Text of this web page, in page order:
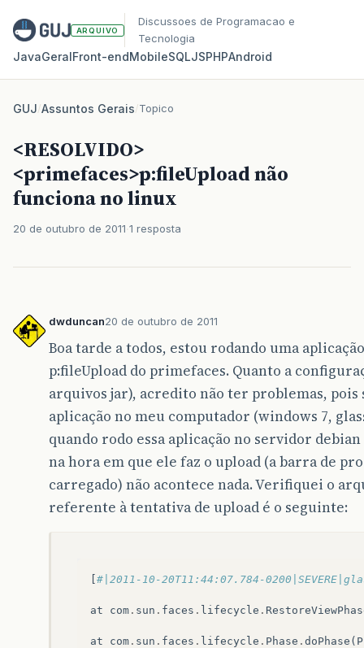
ARQUIVO
Discussoes de Programacao e
Tecnologia
JavaGeralFront‑endMobileSQLJSPHPAndroid
GUJ/Assuntos Gerais/Topico
<RESOLVIDO>
<primefaces>p:fileUpload não
funciona no linux
20 de outubro de 2011 1 resposta
dwduncan20 de outubro de 2011
Boa tarde a todos, estou rodando uma
p:fileUpload do primefaces. Quanto a
arquivos jar), acredito não ter problemas,
aplicação no meu computador (windows 7,
quando rodo essa aplicação no servidor
na hora em que ele faz o upload (a barra de
carregado) não acontece nada. Verifiquei o
referente à tentativa de upload é o seguinte:
#|2011-10-20T11:44:07.784-
at com . sun . faces . lifecycle .
at com . sun . faces . lifecycle . Phase . doPhase (